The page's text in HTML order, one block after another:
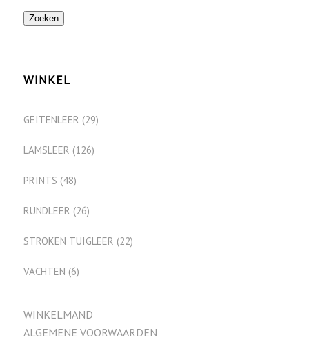
Zoeken
WINKEL
GEITENLEER (29)
LAMSLEER (126)
PRINTS (48)
RUNDLEER (26)
STROKEN TUIGLEER (22)
VACHTEN (6)
WINKELMAND
ALGEMENE VOORWAARDEN